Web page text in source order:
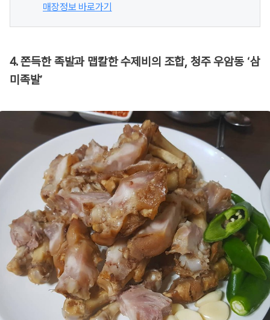
매장정보 바로가기
4. 쫀득한 족발과 맵칼한 수제비의 조합, 청주 우암동 ‘삼
미족발’